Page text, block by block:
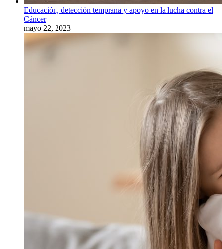
Educación, detección temprana y apoyo en la lucha contra el
Cáncer
mayo 22, 2023